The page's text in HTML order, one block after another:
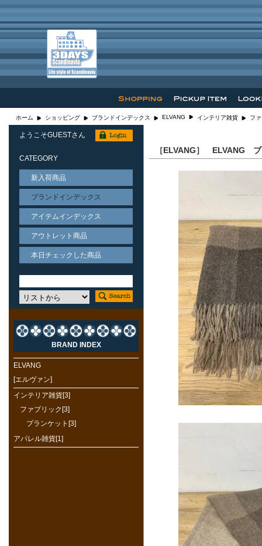
ホーム ショッピング ブランドインデックス ELVANG インテリア雑貨 フ
［ELVANG］ ELVANG
ようこそGUESTさん
CATEGORY
新入荷商品
ブランドインデックス
アイテムインデックス
アウトレット商品
本日チェックした商品
BRAND INDEX
ELVANG
[エルヴァン]
インテリア雑貨[3]
ファブリック[3]
ブランケット[3]
アパレル雑貨[1]